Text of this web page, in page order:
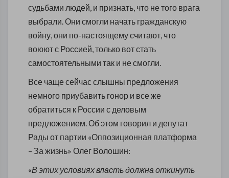
судьбами людей, и признать, что не того врага
выбрали. Они смогли начать гражданскую
войну, они по-настоящему считают, что
воюют с Россией, только вот стать
самостоятельными так и не смогли.
Все чаще сейчас слышны предложения
немного приубавить гонор и все же
обратиться к России с деловым
предложением. Об этом говорил и депутат
Рады от партии «Оппозиционная платформа
– За жизнь» Олег Волошин:
«В этих условиях власть должна откинуть